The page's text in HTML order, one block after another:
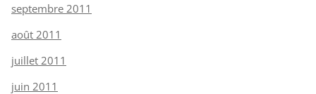
septembre 2011
août 2011
juillet 2011
juin 2011